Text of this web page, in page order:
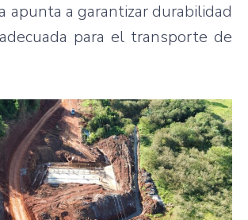
apunta a garantizar durabilidad
para el transporte de